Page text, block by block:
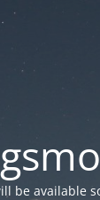
be available